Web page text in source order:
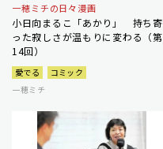
一穂ミチの日々漫画
小日向まるこ「あかり」 持ち寄
った寂しさが温もりに変わる（第
14回）
愛でる
コミック
一穂ミチ